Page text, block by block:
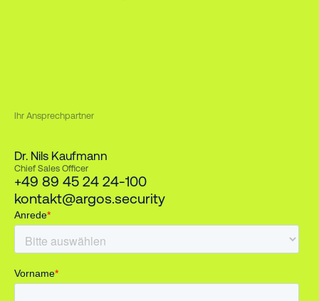
Ihr Ansprechpartner
Dr. Nils Kaufmann
Chief Sales Officer
+49 89 45 24 24-100
kontakt@argos.security